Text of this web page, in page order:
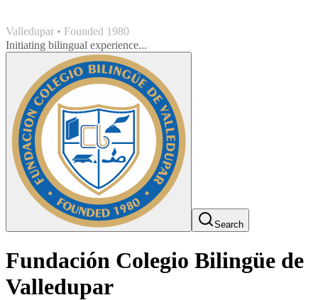
Initiating bilingual experience...
Search
Fundación Colegio Bilingüe de
Valledupar